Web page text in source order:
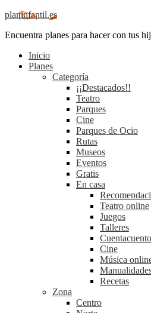
planinfantil.es
Encuentra planes para hacer con tus
Inicio
Planes
Categoría
¡¡Destacados!!
Teatro
Parques
Cine
Parques de Ocio
Rutas
Museos
Eventos
Gratis
En casa
Teatro online
Juegos
Talleres
Cine
Música
Recetas
Zona
Centro